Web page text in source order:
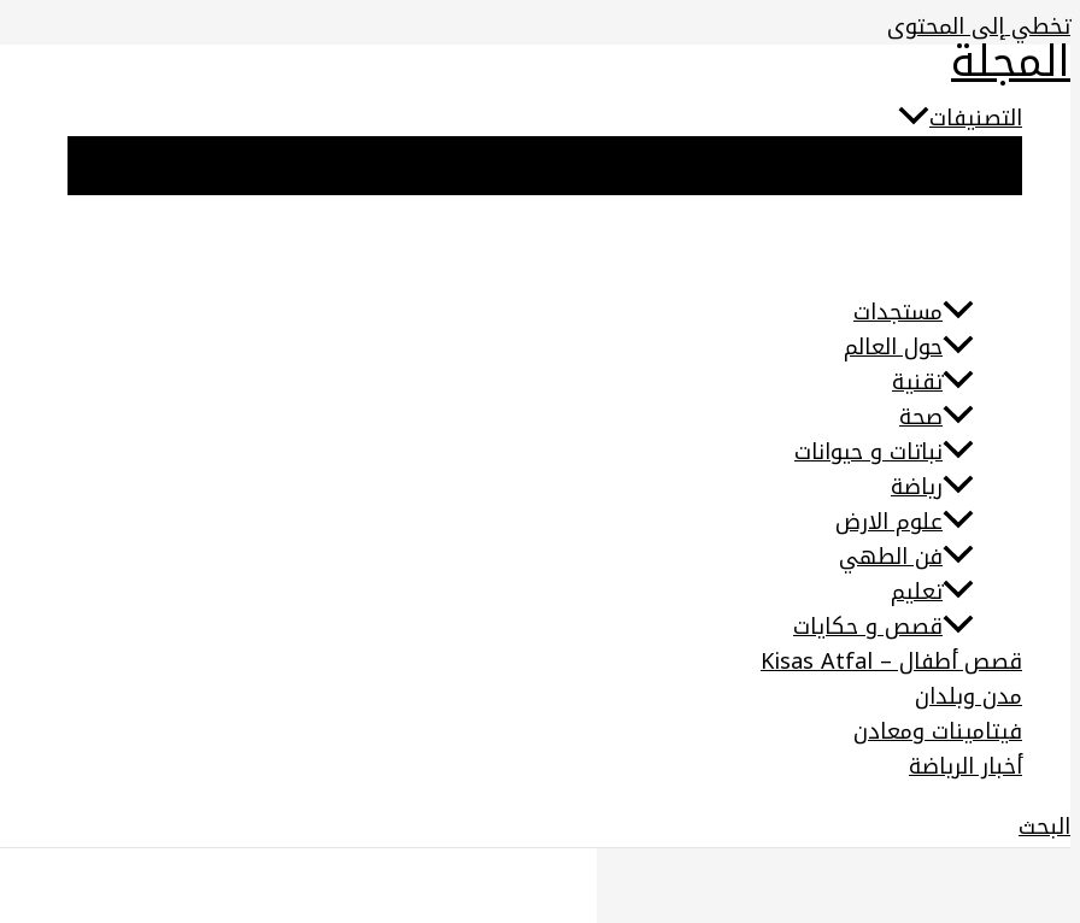
تخطي إلى المحتوى
المجلة
التصنيفات
مستجدات
حول العالم
تقنية
صحة
نباتات و حيوانات
رياضة
علوم الارض
فن الطهي
تعليم
قصص و حكايات
قصص أطفال – Kisas Atfal
مدن وبلدان
فيتامينات ومعادن
أخبار الرياضة
البحث